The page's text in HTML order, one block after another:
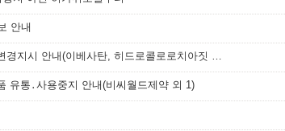
안내
재심사결과에 따른 허가사항 변경지시 안내(이베사탄, 히드로콜로로치아짓 복합제 외1)
유통․사용중지 안내(비씨월드제약 외 1)